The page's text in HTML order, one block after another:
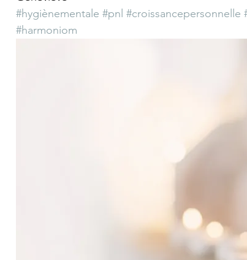
#hygiènementale #pnl #croissancepersonnelle
#harmoniom